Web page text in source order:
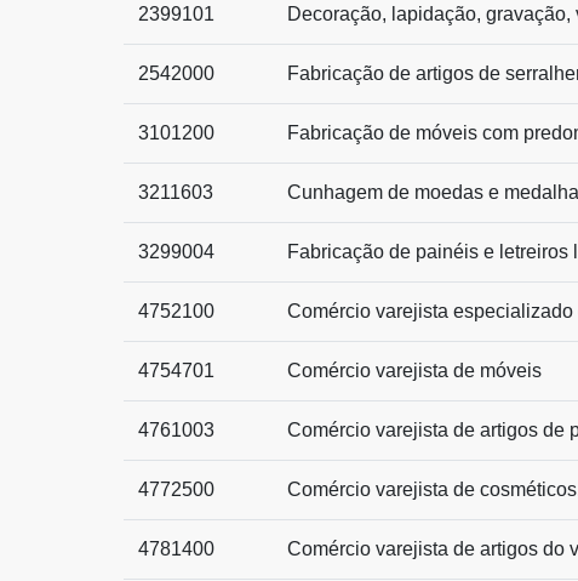
2399101 Decoração, lapidação,
2542000 Fabricação de artigos de
3101200 Fabricação de móveis com
3211603 Cunhagem de moedas e
3299004 Fabricação de painéis e letreiros
4752100 Comércio varejista
4754701 Comércio varejista de móveis
4761003 Comércio varejista de artigos de
4772500 Comércio varejista de
4781400 Comércio varejista de artigos do